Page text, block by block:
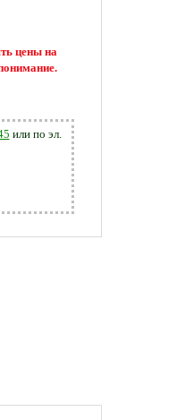
цены на
или по эл.